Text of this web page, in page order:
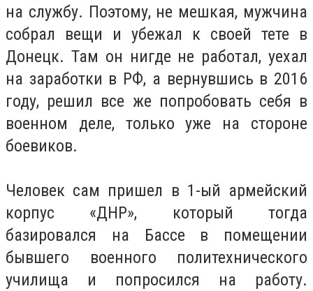
на службу. Поэтому, не мешкая, мужчина
собрал вещи и убежал к своей тете в
Донецк. Там он нигде не работал, уехал
на заработки в РФ, а вернувшись в 2016
году, решил все же попробовать себя в
военном деле, только уже на стороне
боевиков.
Человек сам пришел в 1-ый армейский
корпус «ДНР», который тогда
базировался на Бассе в помещении
бывшего военного политехнического
училища и попросился на работу.